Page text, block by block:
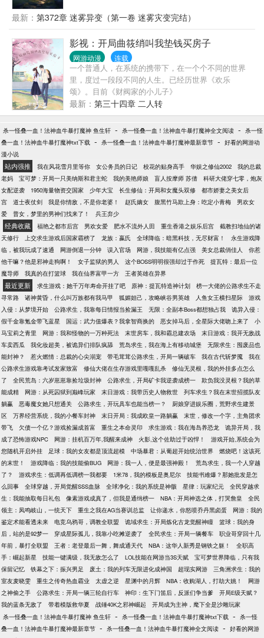
多亿的人都穿越到了整个迷雾世界。在这里，一切都
将从新洗牌，所有人都将以一个破败的小木屋为起
点，开启自己的求生之路。之前所谓的权力，金钱，
地位，名望等都是浮云，在这里，活着，才是王道。
最新： 第372章 迷雾异变（第一卷 迷雾灾变完结）
影视：开局曲筱绡叫我垫钱买房子
网游动漫 连载
一个普通人，在系统的携带下，在一个个不同的世界
里，度过一段段不同的人生。已经历世界《欢乐
颂》。目前《财阀家的小儿子》
最新： 第三十四章 二人转
杀一怪叠一血！法神血牛暴打魔神 鱼生轩 - 杀一怪叠一血！法神血牛暴打魔神全文阅读 - 杀一怪
叠一血！法神血牛暴打魔神txt下载 - 杀一怪叠一血！法神血牛暴打魔神最新章节 - 好看的网游动
漫小说
站内强推 我在风花雪月里等你 女公务员的日记 校花的贴身高手 华娱之修仙2002
我的总裁
老妈
宝可梦：开局一只美纳斯和君主蛇 我的美艳师娘 盲人按摩师 苏倩
科研大佬穿七零，炮灰
女配逆袭
1950海量物资交国家 少年大宝 长生修仙：开局和女魔头双修
都市娇妻之美女后
宫
道士夜仗剑 我是你情敌，不是你老婆！ 赵氏嫡女 腹黑竹马欺上身：吃定小青梅
男欢女
爱
普女，梦里的男神们找来了！ 兵王弃少
经典收藏 福艳之都市后宫 男欢女爱 肥水不流外人田 重生香港之娱乐后宫
截教扫地仙的诸
天修行
上交求生游戏后国家霸榜了 龙族：嬴氏 全球降临：暗黑科技，无尽财富！
永生游戏降
临，被我玩成了速通
网游倒退一分钟 误入官场 网游，我技能有亿点强 美女总裁俏佳人
你惹
他干嘛？他是邪神走狗啊！
女子监狱的男人 这个BOSS明明很强却过于作死
提瓦特：最后一位
魔导师
我真的在打篮球 我在仙界富甲一方 王者英雄在异界
最近更新 求生游戏：她千万年寿命开挂了吧 原神：提瓦特造神计划
榜一大佬的公路求生不走
寻常路
诸神黄昏，什么叫万族都有我马甲 狐媚妲己，攻略峡谷男英雄 人鱼女王横扫星际
游戏
入侵：从梦境开始
公路求生，我靠每日情报当捡漏王 无限：全副本Boss都想独占我
诡异入侵：
假千金靠氪金带飞蓝星
国运：武力值爆表？我拿智商换的 恶女掉马后，全星际大佬吻上来了
小
马宝莉之青里
网游：我和怪物的一万种死法 末世房车，我和霸总建农场
末日游戏：我开无敌战
车卖西瓜
我化妆超美，被诡异们排队疯舔 荒岛求生，我在海上有移动城堡
无限求生：囤废品也
能封神？
惹火燃情：总裁的心尖溺宠 带毛茸茸公路求生，开局一辆破车 我在古代斩梦魇
我在
公路求生游戏靠考试发家致富
修仙大佬在生存游戏里嘎嘎乱杀
修仙无灵根，我的外挂多点怎么
了
全民荒岛：六岁崽崽靠捡垃圾封神 公路求生，开局矿卡我逆袭成榜一
欺负我没灵根？我的草
能成精
网游：从死囚狱到巅峰玩家 末日游戏：我带历史人物救世
列车求生？我在末世招揽队友
躺赢
恶毒魔女她只想通关 公路求生，开玩具车也能当榜一？
厨娘穿进娱乐圈，荒野求生建景
区
万界经营系统，我的小餐车封神 末日开局：我成欧皇一路躺赢
末世，修改一个字，主角团求
带飞
欠债一个亿？游戏捡漏成首富 重生之本命灵印 求生游戏：我在海岛养恐龙
诡异开局，我
成了恐怖游戏NPC
网游：挂机百万年,我醒来成神 火影,这个佐助过于凶悍！
游戏开始,系统会为
您随机开启外挂
足球：我的女友都是顶流超模 中场暴君：从葡超开始统治世界
燃烧吧！这该死
的末世！
游戏降临：我的技能偷BUG 网游：我一人，便是最强神殿！
荒岛求生，我一个人穿越
了？
游戏求生：低调再低调榜一我都要 1米78，我的模板是奥尼尔
技能书难爆？那她批发是怎
么回事
全球穿越，开局觉醒SSS血脉 全球净化：我的系统是神骸 星律：玩家纪元
全民穿越求
生：我能抽取每日礼包
像素游戏成真了，但我是通缉榜一 NBA：开局神选之体，打哭詹皇
全民
领主：凤鸣岐山，一统天下
重生之我在AG当赛训总监 让你递水，你怒喷乔丹黑卤蛋
网游：我的
鉴定术能看透未来
电竞乌鸦哥，调教全联盟 诡域求生：开局炼化古龙觉醒神瞳
篮球：我的身
后，站的是92梦一
穿成星际孤儿，我靠小吃摊逆袭了 全民求生：开局一辆餐车
职业哥穿回十几
年前，暴打全联盟
王者：老登最后一舞，舞成通天代 NBA：这华人新秀是钢铁之躯！
全职高
手：崛起新星
技能一键满级，我无敌怎么了 LOL技能在网游当3S天赋
宝可梦世界降临，只有我
保留记忆
铁幕之下：振兴男足 废土：我的列车无限进化成神国 超现实网游
三角洲求生：我的
室友麦晓雯
重生之传奇热血霸业 太虚之逆 星渊中的月辉 NBA：收购湖人，打劫大姚！
网游
之神偷之手
公路求生：开局一辆三轮自行车 神印：生下门笛后，反派们争当爹
开局E级天赋？
我的蓝条无敌了
带着模版救华夏 战锤40K之邪神崛起
开局成为主神，麾下全是沙雕玩家
杀一怪叠一血！法神血牛暴打魔神 鱼生轩 - 杀一怪叠一血！法神血牛暴打魔神txt下载 - 杀一怪
叠一血！法神血牛暴打魔神最新章节 - 杀一怪叠一血！法神血牛暴打魔神全文阅读 - 好看的网游